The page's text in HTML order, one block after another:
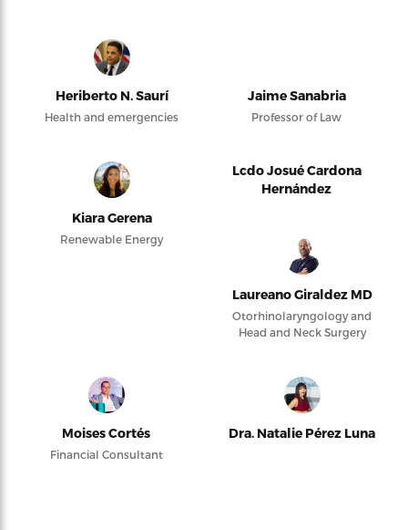
Heriberto N. Saurí
Health and emergencies
Jaime Sanabria
Professor of Law
Kiara Gerena
Renewable Energy
Lcdo Josué Cardona
Hernández
Laureano Giraldez MD
Otorhinolaryngology and
Head and Neck Surgery
Moises Cortés
Financial Consultant
Dra. Natalie Pérez Luna